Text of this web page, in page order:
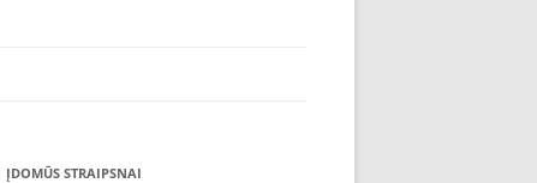
ĮDOMŪS STRAIPSNAI